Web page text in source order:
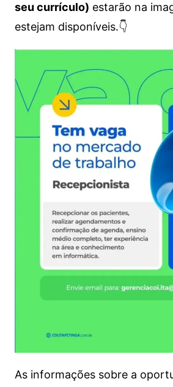
seu currículo) estarão na
estejam disponíveis.👇
As informações sobre a